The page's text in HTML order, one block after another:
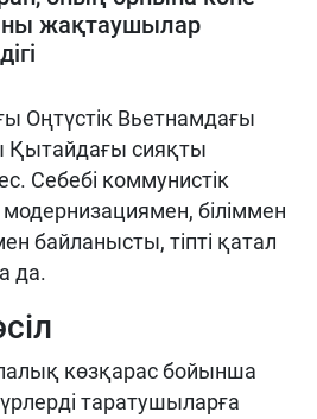
жақтаушылар
Оңтүстік Вьетнамдағы
Қытайдағы сияқты
Себебі коммунистік
модернизациямен, біліммен
байланысты, тіпті қатал
да.
көзқарас бойынша
таратушыларға